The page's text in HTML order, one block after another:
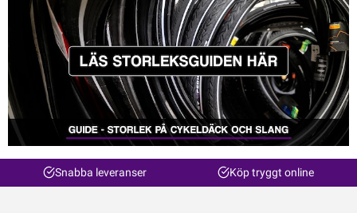
Snabba leveranser Köp tryggt online